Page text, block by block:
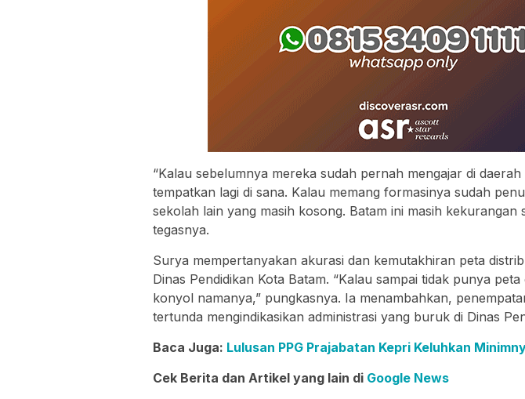
“Kalau sebelumnya mereka sudah pernah mengajar di
tempatkan lagi di sana. Kalau memang formasinya sudah
sekolah lain yang masih kosong. Batam ini masih kekurangan
tegasnya.
Surya mempertanyakan akurasi dan kemutakhiran peta
Dinas Pendidikan Kota Batam. “Kalau sampai tidak punya
konyol namanya,” pungkasnya. Ia menambahkan,
tertunda mengindikasikan administrasi yang buruk di Dinas
Baca Juga: Lulusan PPG Prajabatan Kepri Keluhkan
Cek Berita dan Artikel yang lain di Google News